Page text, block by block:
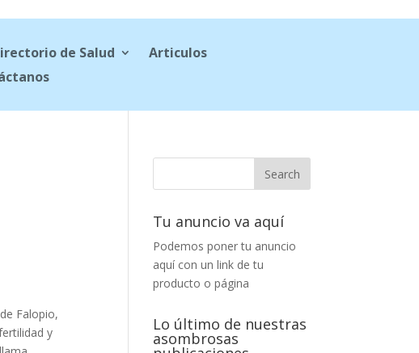
de Salud
Articulos
Falopio,
y
Tu anuncio va aquí
Podemos poner tu anuncio
aquí con un link de tu
producto o página
Lo último de nuestras
asombrosas